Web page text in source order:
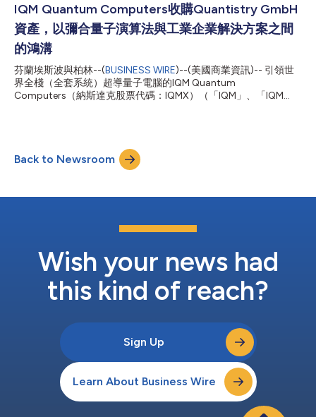
級，並不斷增加邏輯量子位元的數量。 IQM Halocene H4及升級後
的系統將使LUMI聯盟的使用者首次能夠在全球頂尖系統上開發並實
施量子錯誤更正(QEC)概念。 該系統將用於容錯量子運算和混合運
算進步方面的共同研發工作。這將支援在通往容錯量子運算的關鍵
路徑上取得的新發明，並創造新的商業化機會。 這一具有前瞻性
的發展路徑確保歐洲使用者今天就可以進行實驗，同時為明天全面
可擴充的量子平台做好準備。該系統還將為歐洲終端使用者提供研
究和創新所需的高效能量子運算資源，...
IQM Quantum Computers收購Quantistry GmbH
資產，以彌合量子演算法與工業企業解決方案之間
的鴻溝
芬蘭埃斯波與柏林--(BUSINESS WIRE)--(美國商業資訊)-- 引領世
界全棧（全套系統）超導量子電腦的IQM Quantum
Computers（納斯達克股票代碼：IQMX）（「IQM」、「IQM
商。 本次收購的資產包括專有軟體應用程式、演算法及智慧財產
權。IQM還將獲得Quantistry的核心技術、量子化學及軟體工程人
才，以確保無縫銜接並實現平台的快速整合。 這項交易於近日完
時進行，此舉使IQM成為首家公開上市的歐洲量子電腦公司。 本次
用者的機器學習層，與IQM的硬體基礎設施完美整合，打造出強大
的全棧解決方案，旨在加速汽車、航太、化學、材料科學及製藥領
Back to Newsroom
Wish your news had
this kind of reach?
Sign Up
Learn About Business Wire